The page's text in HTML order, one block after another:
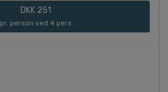
DKK 251
pr. person ved 4 pers.